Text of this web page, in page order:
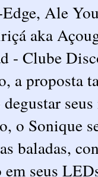
Ale
aka
- Clube
a proposta
o Sonique
baladas,
seus